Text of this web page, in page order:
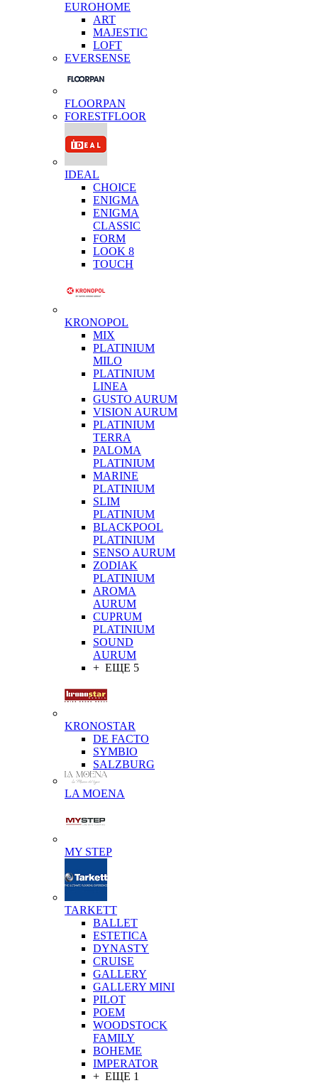
EUROHOME
ART
MAJESTIC
LOFT
EVERSENSE
FLOORPAN
FORESTFLOOR
IDEAL
CHOICE
ENIGMA
ENIGMA
CLASSIC
FORM
LOOK 8
TOUCH
KRONOPOL
MIX
PLATINIUM
MILO
PLATINIUM
LINEA
GUSTO AURUM
VISION AURUM
PLATINIUM
TERRA
PALOMA
PLATINIUM
MARINE
PLATINIUM
SLIM
PLATINIUM
BLACKPOOL
PLATINIUM
SENSO AURUM
ZODIAK
PLATINIUM
AROMA
AURUM
CUPRUM
PLATINIUM
SOUND
AURUM
+ ЕЩЕ 5
KRONOSTAR
DE FACTO
SYMBIO
SALZBURG
LA MOENA
MY STEP
TARKETT
BALLET
ESTETICA
DYNASTY
CRUISE
GALLERY
GALLERY MINI
PILOT
POEM
WOODSTOCK
FAMILY
BOHEME
IMPERATOR
+ ЕЩЕ 1